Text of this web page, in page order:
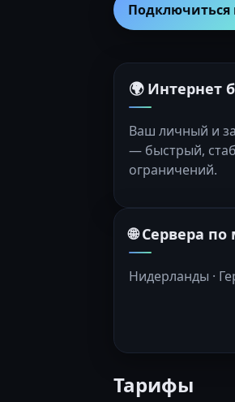
Подключиться
🌍 Интернет
Ваш личный и
— быстрый,
ограничений.
🌐 Сервера
Нидерланды ·
Тарифы